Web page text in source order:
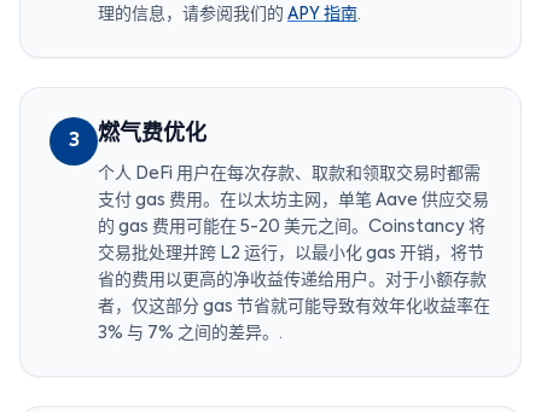
理的信息，请参阅我们的 APY 指南.
3 燃气费优化
个人 DeFi 用户在每次存款、取款和领取交易时都需
支付 gas 费用。在以太坊主网，单笔 Aave 供应交易
的 gas 费用可能在 5-20 美元之间。Coinstancy 将
交易批处理并跨 L2 运行，以最小化 gas 开销，将节
省的费用以更高的净收益传递给用户。对于小额存款
者，仅这部分 gas 节省就可能导致有效年化收益率在
3% 与 7% 之间的差异。.